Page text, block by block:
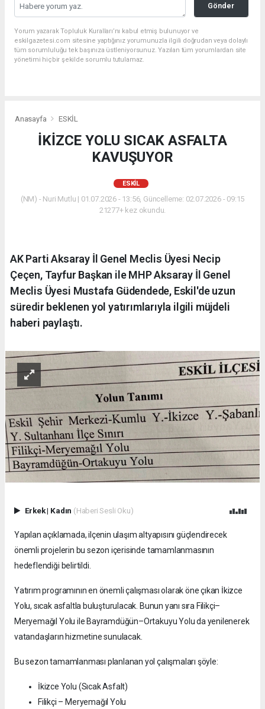
Gönder
Yorum yazarak Topluluk Kuralları’nı kabul etmiş bulunuyor ve
eskilgazetesi.com sitesine yaptığınız yorumunuzla ilgili doğrudan veya dolaylı
tüm sorumluluğu tek başınıza üstleniyorsunuz. Yazılan tüm yorumlardan site
yönetimi hiçbir şekilde sorumlu tutulamaz.
Anasayfa ESKİL
İKİZCE YOLU SICAK ASFALTA
KAVUŞUYOR
ESKİL
(NM) - Nuri Mutlu | 01.07.2026 - 13:56, Güncelleme: 02.07.2026 - 09:15
21277+ kez okundu.
AK Parti Aksaray İl Genel Meclis Üyesi Necip
Çeçen, Tayfur Başkan ile MHP Aksaray İl Genel
Meclis Üyesi Mustafa Güdendede, Eskil'de uzun
süredir beklenen yol yatırımlarıyla ilgili müjdeli
haberi paylaştı.
Erkek| Kadın (Haberi Sesli Oku)
Yapılan açıklamada, ilçenin ulaşım altyapısını güçlendirecek
önemli projelerin bu sezon içerisinde tamamlanmasının
hedeflendiği belirtildi.
Yatırım programının en önemli çalışması olarak öne çıkan İkizce
Yolu, sıcak asfaltla buluşturulacak. Bunun yanı sıra Filikçi–
Meryemağıl Yolu ile Bayramdüğün–Ortakuyu Yolu da yenilenerek
vatandaşların hizmetine sunulacak.
Bu sezon tamamlanması planlanan yol çalışmaları şöyle:
İkizce Yolu (Sıcak Asfalt)
Filikçi – Meryemağıl Yolu